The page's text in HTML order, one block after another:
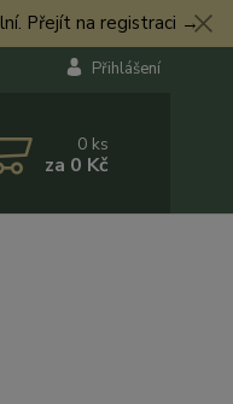
Přejít na registraci →
Přihlášení
0 ks
za 0 Kč